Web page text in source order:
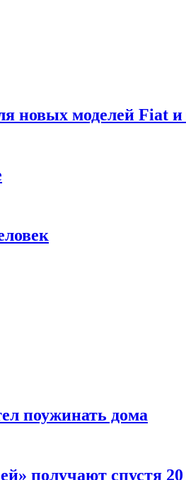
новых моделей Fiat
поужинать дома
получают спустя